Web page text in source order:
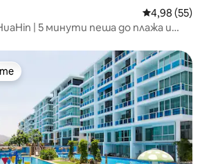
Средна
4,98 (55)
| 5 минути пеша до плажа и